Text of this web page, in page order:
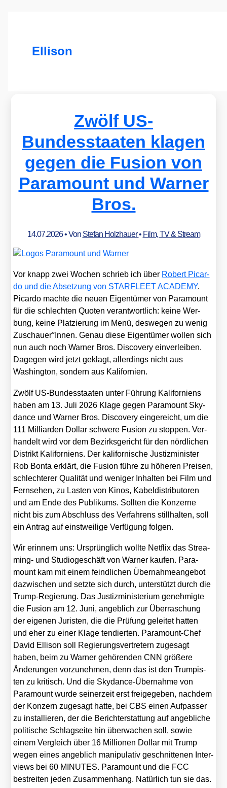
Ellison
Zwölf US-
Bundesstaaten klagen
gegen die Fusion von
Paramount und Warner
Bros.
14.07.2026• Von Stefan Holzhauer• Film, TV & Stream
Vor knapp zwei Wochen schrieb ich über Robert Picar­
do und die Abset­zung von STARFLEET ACADEMY.
Picar­do mach­te die neu­en Eigen­tü­mer von Para­mount
für die schlech­ten Quo­ten ver­ant­wort­lich: kei­ne Wer­
bung, kei­ne Plat­zie­rung im Menü, des­we­gen zu wenig
Zuschauer°Innen. Genau die­se Eigen­tü­mer wol­len sich
nun auch noch War­ner Bros. Dis­co­very ein­ver­lei­ben.
Dage­gen wird jetzt geklagt, aller­dings nicht aus
Washing­ton, son­dern aus Kali­for­ni­en.
Zwölf US-Bun­des­staa­ten unter Füh­rung Kali­for­ni­ens
haben am 13. Juli 2026 Kla­ge gegen Para­mount Sky­
dance und War­ner Bros. Dis­co­very ein­ge­reicht, um die
111 Mil­li­ar­den Dol­lar schwe­re Fusi­on zu stop­pen. Ver­
han­delt wird vor dem Bezirks­ge­richt für den nörd­li­chen
Distrikt Kali­for­ni­ens. Der kali­for­ni­sche Jus­tiz­mi­nis­ter
Rob Bon­ta erklärt, die Fusi­on füh­re zu höhe­ren Prei­sen,
schlech­te­rer Qua­li­tät und weni­ger Inhal­ten bei Film und
Fern­se­hen, zu Las­ten von Kinos, Kabel­dis­tri­bu­to­ren
und am Ende des Publi­kums. Soll­ten die Kon­zer­ne
nicht bis zum Abschluss des Ver­fah­rens still­hal­ten, soll
ein Antrag auf einst­wei­li­ge Ver­fü­gung fol­gen.
Wir erin­nern uns: Ursprüng­lich woll­te Net­flix das Strea­
ming- und Stu­dio­ge­schäft von War­ner kau­fen. Para­
mount kam mit einem feind­li­chen Über­nah­me­an­ge­bot
dazwi­schen und setz­te sich durch, unter­stützt durch die
Trump-Regie­rung. Das Jus­tiz­mi­nis­te­ri­um geneh­mig­te
die Fusi­on am 12. Juni, angeb­lich zur Über­ra­schung
der eige­nen Juris­ten, die die Prü­fung gelei­tet hat­ten
und eher zu einer Kla­ge ten­dier­ten. Para­mount-Chef
David Elli­son soll Regie­rungs­ver­tre­tern zuge­sagt
haben, beim zu War­ner gehö­ren­den CNN grö­ße­re
Ände­run­gen vor­zu­neh­men, denn das ist den Trum­pis­
ten zu kri­tisch. Und die Sky­dance-Über­nah­me von
Para­mount wur­de sei­ner­zeit erst frei­ge­ge­ben, nach­dem
der Kon­zern zuge­sagt hat­te, bei CBS einen Auf­pas­ser
zu instal­lie­ren, der die Bericht­erstat­tung auf angeb­li­che
poli­ti­sche Schlag­sei­te hin über­wa­chen soll, sowie
einem Ver­gleich über 16 Mil­lio­nen Dol­lar mit Trump
wegen eines angeb­lich mani­pu­la­tiv geschnit­te­nen Inter­
views bei 60 MINUTES. Para­mount und die FCC
bestrei­ten jeden Zusam­men­hang. Natür­lich tun sie das.